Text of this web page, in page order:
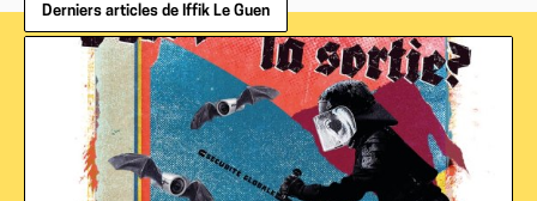
Derniers articles de Iffik Le Guen